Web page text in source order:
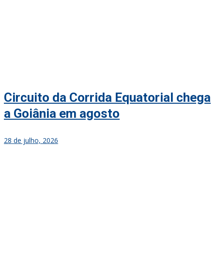
Circuito da Corrida Equatorial chega
a Goiânia em agosto
28 de julho, 2026